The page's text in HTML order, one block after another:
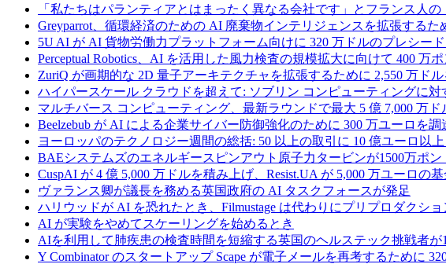
「私たちはパランティアとはまったく異なる会社です」とフランス人
Greyparrot、循環経済のための AI 廃棄物インテリジェンスを拡張するた
5U AI が AI 貨物労働力プラットフォーム向けに 320 万ドルのプレシー
Perceptual Robotics、AI を活用した風力検査の規模拡大に向けて 400 万
ZuriQ が画期的な 2D 量子アーキテクチャを拡張するために 2,550 万ド
ハイパースケール クラウドを超えて: ソブリン コンピューティングに
マルチバース コンピューティング、最新ラウンドで最大 5 億 7,000 万ド
Beelzebub が AI による企業サイバー防御強化のために 300 万ユーロを調
ヨーロッパのテクノロジー週間の総括: 50 以上の取引に 10 億ユーロ以
BAEシステムズのエネルギースピンアウト原子力タービンが1500万ポ
CuspAI が 4 億 5,000 万ドルを積み上げ、Resist.UA が 5,000 万ユーロの
ヴァランス卿が議長を務める英国政府の AI タスクフォースが発足
ハリウッドが AI を恐れたとき、Filmustage は代わりにプリプロダクシ
AI が実験をやめてスケーリングを始めるとき
AIを利用して肺疾患の検査時間を短縮する英国のヘルステック挑戦者が
Y Combinator のスタートアップ Scape が電子メールを再考するために